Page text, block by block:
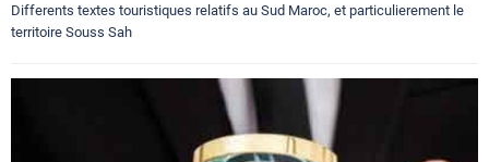
Differents textes touristiques relatifs au Sud Maroc, et particulierement le
territoire Souss Sah